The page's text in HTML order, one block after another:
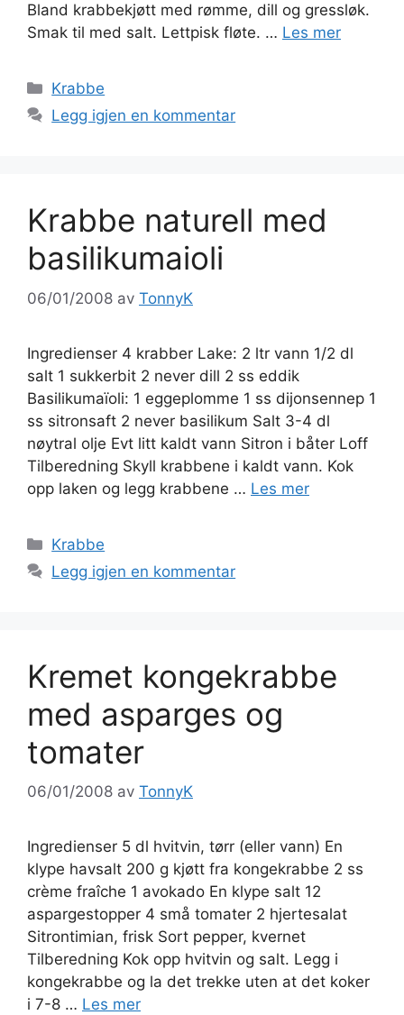
Bland krabbekjøtt med rømme, dill og gressløk.
Smak til med salt. Lettpisk fløte. … Les mer
Kategorier
Krabbe
Legg igjen en kommentar
Krabbe naturell med
basilikumaioli
06/01/2008 av TonnyK
Ingredienser 4 krabber Lake: 2 ltr vann 1/2 dl
salt 1 sukkerbit 2 never dill 2 ss eddik
Basilikumaïoli: 1 eggeplomme 1 ss dijonsennep 1
ss sitronsaft 2 never basilikum Salt 3-4 dl
nøytral olje Evt litt kaldt vann Sitron i båter Loff
Tilberedning Skyll krabbene i kaldt vann. Kok
opp laken og legg krabbene … Les mer
Kategorier
Krabbe
Legg igjen en kommentar
Kremet kongekrabbe
med asparges og
tomater
06/01/2008 av TonnyK
Ingredienser 5 dl hvitvin, tørr (eller vann) En
klype havsalt 200 g kjøtt fra kongekrabbe 2 ss
crème fraîche 1 avokado En klype salt 12
aspargestopper 4 små tomater 2 hjertesalat
Sitrontimian, frisk Sort pepper, kvernet
Tilberedning Kok opp hvitvin og salt. Legg i
kongekrabbe og la det trekke uten at det koker
i 7-8 … Les mer